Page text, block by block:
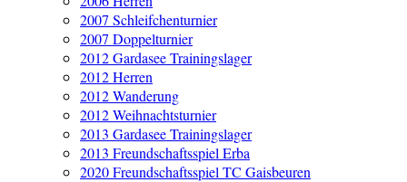
2007 Schleifchenturnier
2007 Doppelturnier
2012 Gardasee Trainingslager
2012 Herren
2012 Wanderung
2012 Weihnachtsturnier
2013 Gardasee Trainingslager
2013 Freundschaftsspiel Erba
2020 Freundschaftsspiel TC Gaisbeuren